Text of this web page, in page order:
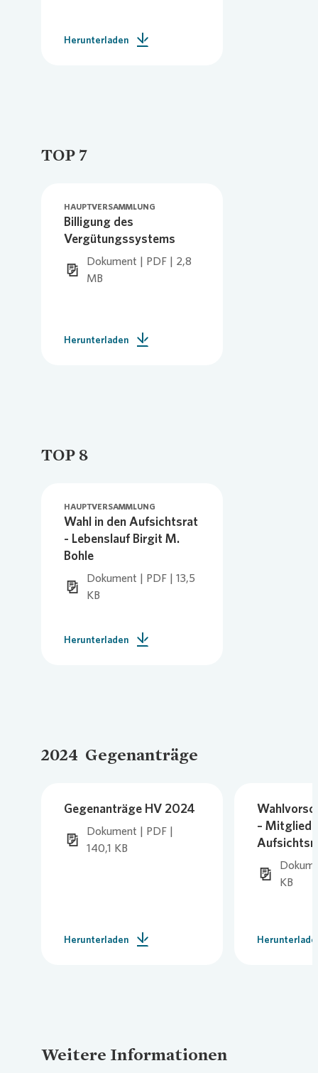
Herunterladen
TOP 7
HAUPTVERSAMMLUNG
Billigung des
Vergütungssystems
Dokument | PDF | 2,8
MB
Herunterladen
TOP 8
HAUPTVERSAMMLUNG
Wahl in den Aufsichtsrat
- Lebenslauf Birgit M.
Bohle
Dokument | PDF | 13,5
KB
Herunterladen
2024 ­ Gegenanträge
Gegenanträge HV 2024
Dokument | PDF |
140,1 KB
Herunterladen
– Mitglied
KB
Weitere Informationen